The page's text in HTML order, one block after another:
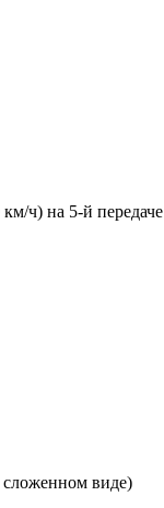
ч) на 5-й передаче
виде)